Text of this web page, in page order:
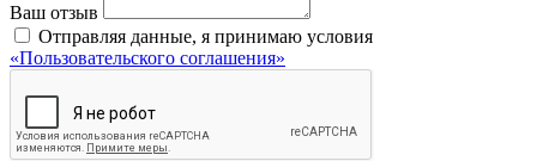
Ваш отзыв
Отправляя данные, я принимаю условия
«Пользовательского соглашения»